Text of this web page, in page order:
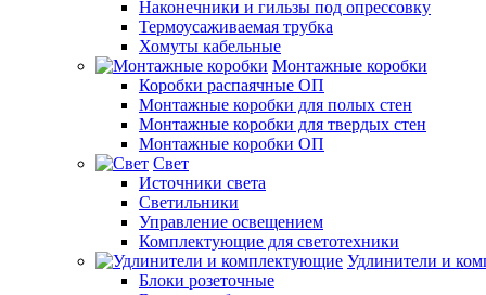
Наконечники и гильзы под опрессовку
Термоусаживаемая трубка
Хомуты кабельные
Монтажные коробки
Коробки распаячные ОП
Монтажные коробки для полых стен
Монтажные коробки для твердых стен
Монтажные коробки ОП
Свет
Источники света
Светильники
Управление освещением
Комплектующие для светотехники
Удлинители и
Блоки розеточные